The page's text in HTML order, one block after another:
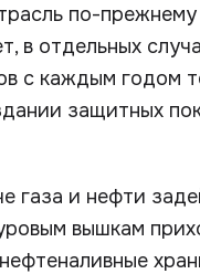
по-
в отдельных
с каждым годом
защитных
газа и нефти
вышкам